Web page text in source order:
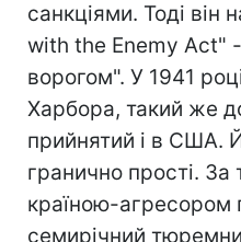
санкціями. Тоді він
with the Enemy Act" -
ворогом". У 1941
Харбора, такий же
прийнятий і в США.
гранично прості. За
країною-агресором
семирічний